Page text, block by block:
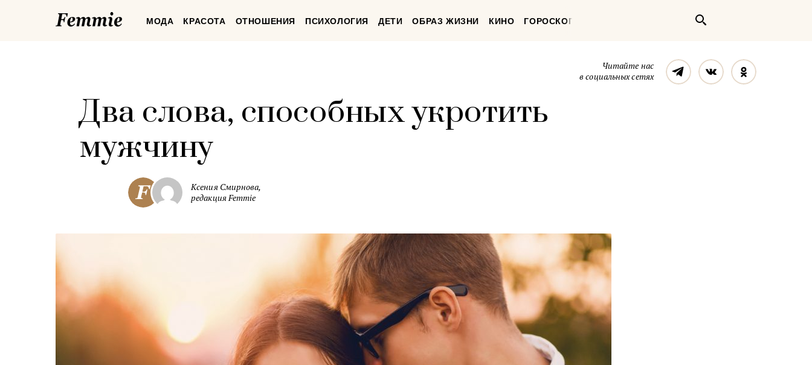
FemmieМОДА КРАСОТА ОТНОШЕНИЯ ПСИХОЛОГИЯ ДЕТИ ОБРАЗ ЖИЗНИ КИНО ГОРОСКОП
Читайте нас
в социальных сетях
ТелеграмВконтакте
Два слова, способных укротить
мужчину
Ксения Смирнова,
редакция Femmie